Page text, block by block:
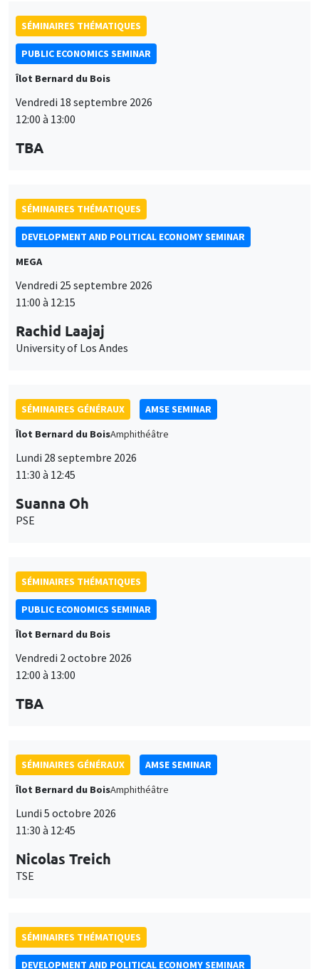
SÉMINAIRES THÉMATIQUES
PUBLIC ECONOMICS SEMINAR
Îlot Bernard du Bois
Vendredi 18 septembre 2026
12:00 à 13:00
TBA
SÉMINAIRES THÉMATIQUES
DEVELOPMENT AND POLITICAL ECONOMY SEMINAR
MEGA
Vendredi 25 septembre 2026
11:00 à 12:15
Rachid Laajaj
University of Los Andes
SÉMINAIRES GÉNÉRAUX
AMSE SEMINAR
Îlot Bernard du BoisAmphithéâtre
Lundi 28 septembre 2026
11:30 à 12:45
Suanna Oh
PSE
SÉMINAIRES THÉMATIQUES
PUBLIC ECONOMICS SEMINAR
Îlot Bernard du Bois
Vendredi 2 octobre 2026
12:00 à 13:00
TBA
SÉMINAIRES GÉNÉRAUX
AMSE SEMINAR
Îlot Bernard du BoisAmphithéâtre
Lundi 5 octobre 2026
11:30 à 12:45
Nicolas Treich
TSE
SÉMINAIRES THÉMATIQUES
DEVELOPMENT AND POLITICAL ECONOMY SEMINAR